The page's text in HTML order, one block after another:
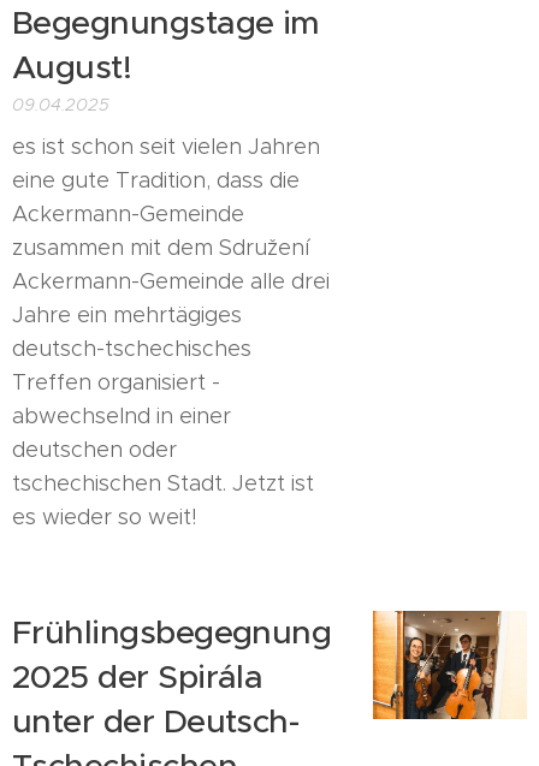
Begegnungstage im
August!
09.04.2025
es ist schon seit vielen Jahren
eine gute Tradition, dass die
Ackermann-Gemeinde
zusammen mit dem Sdružení
Ackermann-Gemeinde alle drei
Jahre ein mehrtägiges
deutsch-tschechisches
Treffen organisiert -
abwechselnd in einer
deutschen oder
tschechischen Stadt. Jetzt ist
es wieder so weit!
Frühlingsbegegnung
2025 der Spirála
unter der Deutsch-